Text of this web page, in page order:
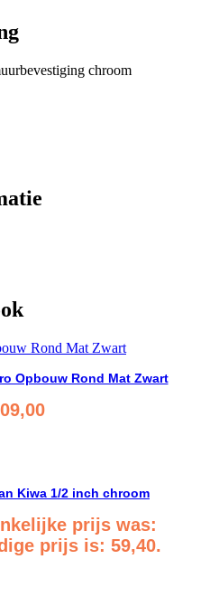
chroom
Opbouw Rond Mat Zwart
Kiwa 1/2 inch chroom
prijs was:
prijs is: 59,40.